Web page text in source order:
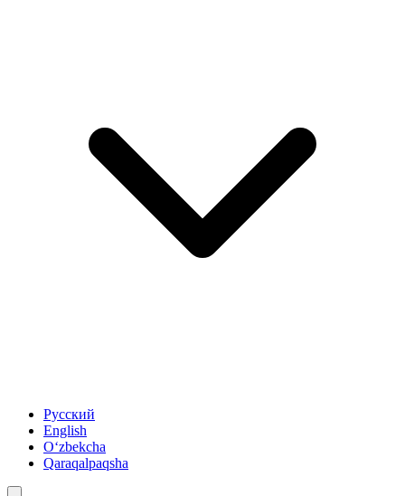
Русский
English
Oʻzbekcha
Qaraqalpaqsha